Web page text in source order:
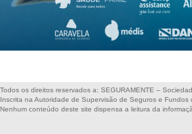
Todos os direitos reservados a: SEGURAMENTE –
Inscrita na Autoridade de Supervisão de Seguros e Fundos
Nenhum conteúdo deste site dispensa a leitura da